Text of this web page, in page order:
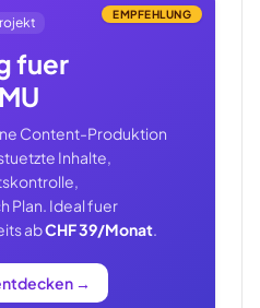
EMPFEHLUNG
fuer
Content-Produktion
Inhalte,
Plan. Ideal fuer
abCHF 39/Monat.
→